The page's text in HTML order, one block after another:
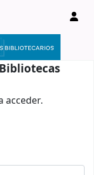
acceder.